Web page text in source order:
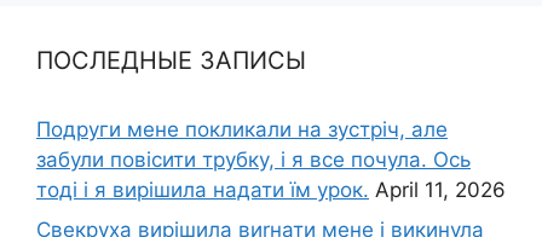
ПОСЛЕДНЫЕ ЗАПИСЫ
Подруги мене покликали на зустріч, але
забули повісити трубку, і я все почула. Ось
тоді і я вирішила надати їм урок. April 11, 2026
Свекруха вирішила виrнати мене і викинула